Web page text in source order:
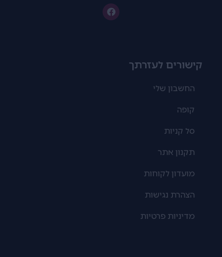
קישורים לעזרתך
החשבון שלי
קופה
סל קניות
תקנון אתר
מועדון לקוחות
הצהרת נגישות
מדיניות פרטיות